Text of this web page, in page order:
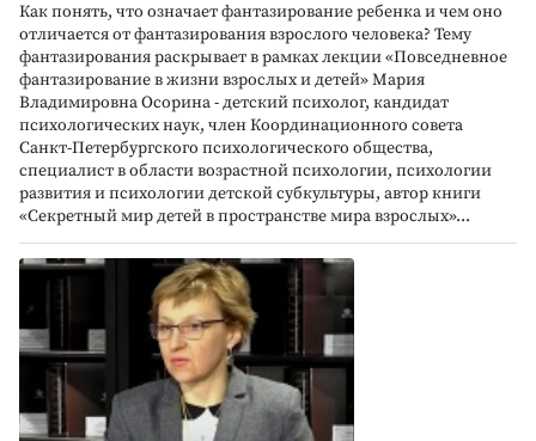
Как понять, что означает фантазирование ребенка и чем оно
отличается от фантазирования взрослого человека? Тему
фантазирования раскрывает в рамках лекции «Повседневное
фантазирование в жизни взрослых и детей» Мария
Владимировна Осорина - детский психолог, кандидат
психологических наук, член Координационного совета
Санкт-Петербургского психологического общества,
специалист в области возрастной психологии, психологии
развития и психологии детской субкультуры, автор книги
«Секретный мир детей в пространстве мира взрослых»...